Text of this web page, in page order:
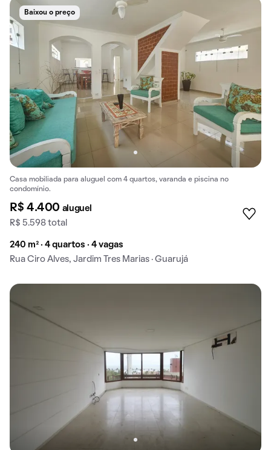
Baixou o preço
Casa mobiliada para aluguel com 4 quartos, varanda e piscina no
condomínio.
R$ 4.400 aluguel
R$ 5.598 total
240 m² · 4 quartos · 4 vagas
Rua Ciro Alves, Jardim Tres Marias · Guarujá